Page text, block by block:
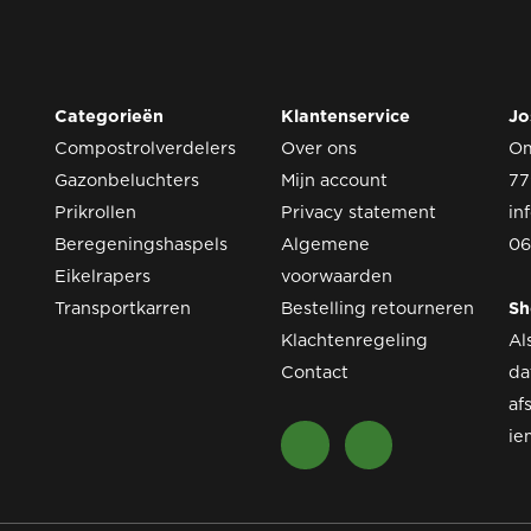
Categorieën
Compostrolverdelers
Gazonbeluchters
Prikrollen
Beregeningshaspels
Eikelrapers
Transportkarren
Klantenservice
Over ons
Mijn account
Privacy statement
Algemene
voorwaarden
Bestelling retourneren
Klachtenregeling
Contact